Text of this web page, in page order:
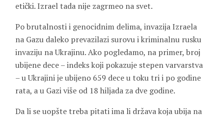
etički. Izrael tada nije zagrmeo na svet.
Po brutalnosti i genocidnim delima, invazija Izraela
na Gazu daleko prevazilazi surovu i kriminalnu rusku
invaziju na Ukrajinu. Ako pogledamo, na primer, broj
ubijene dece – indeks koji pokazuje stepen varvarstva
– u Ukrajini je ubijeno 659 dece u toku tri i po godine
rata, a u Gazi više od 18 hiljada za dve godine.
Da li se uopšte treba pitati ima li država koja ubija na